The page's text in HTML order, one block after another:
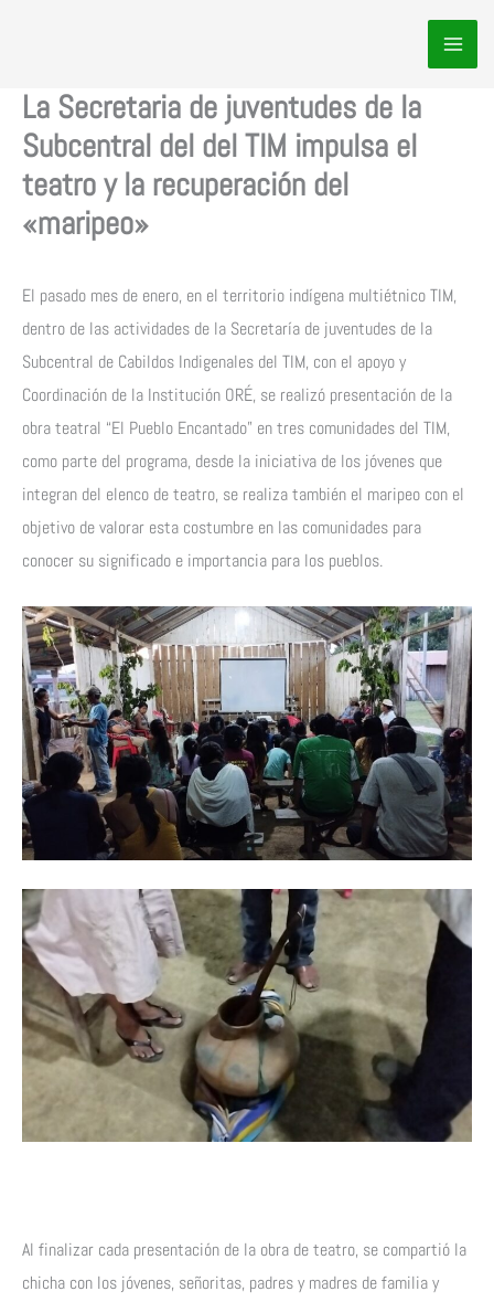
La Secretaria de juventudes de la
Subcentral del del TIM impulsa el
teatro y la recuperación del
«maripeo»
El pasado mes de enero, en el territorio indígena multiétnico TIM,
dentro de las actividades de la Secretaría de juventudes de la
Subcentral de Cabildos Indigenales del TIM, con el apoyo y
Coordinación de la Institución ORÉ, se realizó presentación de la
obra teatral “El Pueblo Encantado” en tres comunidades del TIM,
como parte del programa, desde la iniciativa de los jóvenes que
integran del elenco de teatro, se realiza también el maripeo con el
objetivo de valorar esta costumbre en las comunidades para
conocer su significado e importancia para los pueblos.
Al finalizar cada presentación de la obra de teatro, se compartió la
chicha con los jóvenes, señoritas, padres y madres de familia y